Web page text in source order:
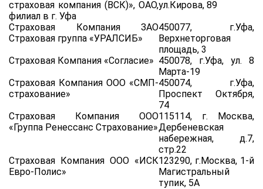
страховая компания (ВСК)», ОАО,
филиал в г. Уфа
ул.Кирова, 89
Страховая Компания ЗАО
Страховая группа «УРАЛСИБ»
450077, г.Уфа,
Верхнеторговая
площадь, 3
Страховая Компания «Согласие» 450078, г.Уфа, ул. 8
Марта-19
Страховая Компания ООО «СМП-
страхование»
450074, г.Уфа,
Проспект Октября,
74
Страховая Компания ООО
«Группа Ренессанс Страхование»
115114, г. Москва,
Дербеневская
набережная, д.7,
стр.22
Страховая Компания ООО «ИСК
Евро-Полис»
123290, г.Москва, 1-й
Магистральный
тупик, 5А